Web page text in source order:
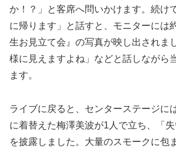
か！？」と客席へ問いかけます。続け
に帰ります」と話すと、モニターには
生お見立て会』の写真が映し出されま
様に見えますよね」などと話しながら
ます。
ライブに戻ると、センターステージに
に着替えた梅澤美波が1人で立ち、「失
を披露しました。大量のスモークに包